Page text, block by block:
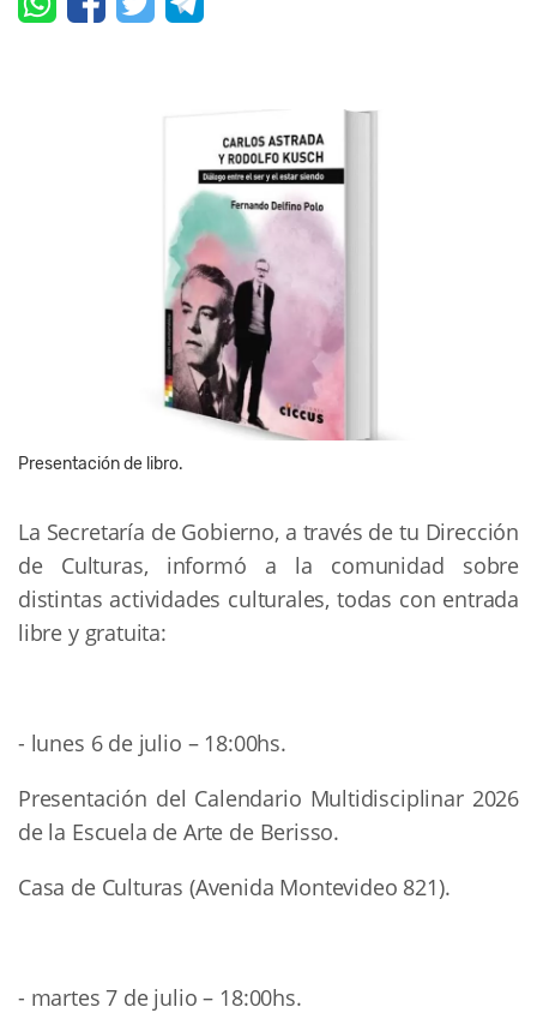
Presentación de libro.
La Secretaría de Gobierno, a través de tu Dirección
de Culturas, informó a la comunidad sobre
distintas actividades culturales, todas con entrada
libre y gratuita:
- lunes 6 de julio – 18:00hs.
Presentación del Calendario Multidisciplinar 2026
de la Escuela de Arte de Berisso.
Casa de Culturas (Avenida Montevideo 821).
- martes 7 de julio – 18:00hs.